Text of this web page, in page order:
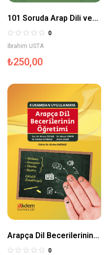
101 Soruda Arap Dili ve
Edebiyatı
0
İbrahim USTA
₺250,00
Arapça Dil Becerilerinin
Öğretimi
0